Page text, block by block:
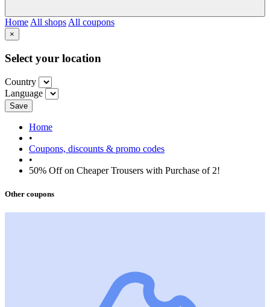
Home All shops All coupons
×
Select your location
Country
Language
Save
Home
•
Coupons, discounts & promo codes
•
50% Off on Cheaper Trousers with Purchase of 2!
Other coupons